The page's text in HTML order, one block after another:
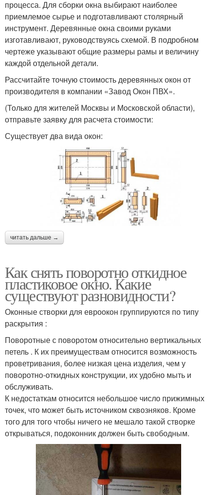
процесса. Для сборки окна выбирают наиболее
приемлемое сырье и подготавливают столярный
инструмент. Деревянные окна своими руками
изготавливают, руководствуясь схемой. В подробном
чертеже указывают общие размеры рамы и величину
каждой отдельной детали.
Рассчитайте точную стоимость деревянных окон от
производителя в компании «Завод Окон ПВХ».
(Только для жителей Москвы и Московской области),
отправьте заявку для расчета стоимости:
Существует два вида окон:
читать дальше →
Как снять поворотно откидное
пластиковое окно. Какие
существуют разновидности?
Оконные створки для евроокон группируются по типу
раскрытия :
Поворотные с поворотом относительно вертикальных
петель . К их преимуществам относится возможность
проветривания, более низкая цена изделия, чем у
поворотно-откидных конструкции, их удобно мыть и
обслуживать.
К недостаткам относится небольшое число прижимных
точек, что может быть источником сквозняков. Кроме
того для того чтобы ничего не мешало такой створке
открываться, подоконник должен быть свободным.